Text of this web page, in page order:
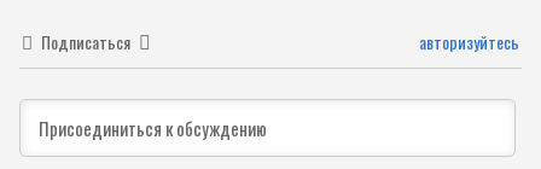
Подписаться авторизуйтесь